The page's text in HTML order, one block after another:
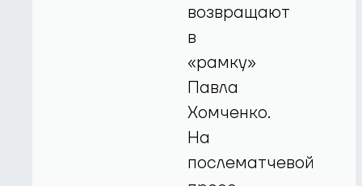
возвращают
в
«рамку»
Павла
Хомченко.
На
послематчевой